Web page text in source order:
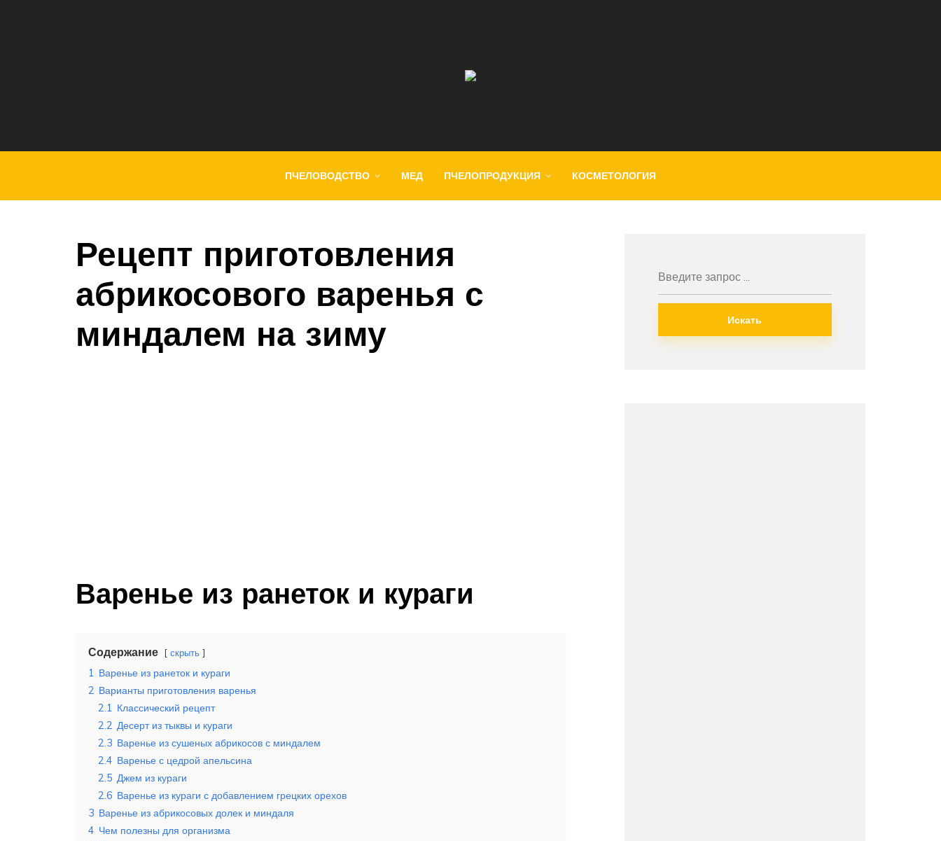
ПЧЕЛОВОДСТВО МЕД ПЧЕЛОПРОДУКЦИЯ КОСМЕТОЛОГИЯ
Рецепт приготовления
абрикосового варенья с
миндалем на зиму
Варенье из ранеток и кураги
Содержание скрыть
1 Варенье из ранеток и кураги
2 Варианты приготовления варенья
2.1 Классический рецепт
2.2 Десерт из тыквы и кураги
2.3 Варенье из сушеных абрикосов с миндалем
2.4 Варенье с цедрой апельсина
2.5 Джем из кураги
2.6 Варенье из кураги с добавлением грецких орехов
3 Варенье из абрикосовых долек и миндаля
4 Чем полезны для организма
Искать